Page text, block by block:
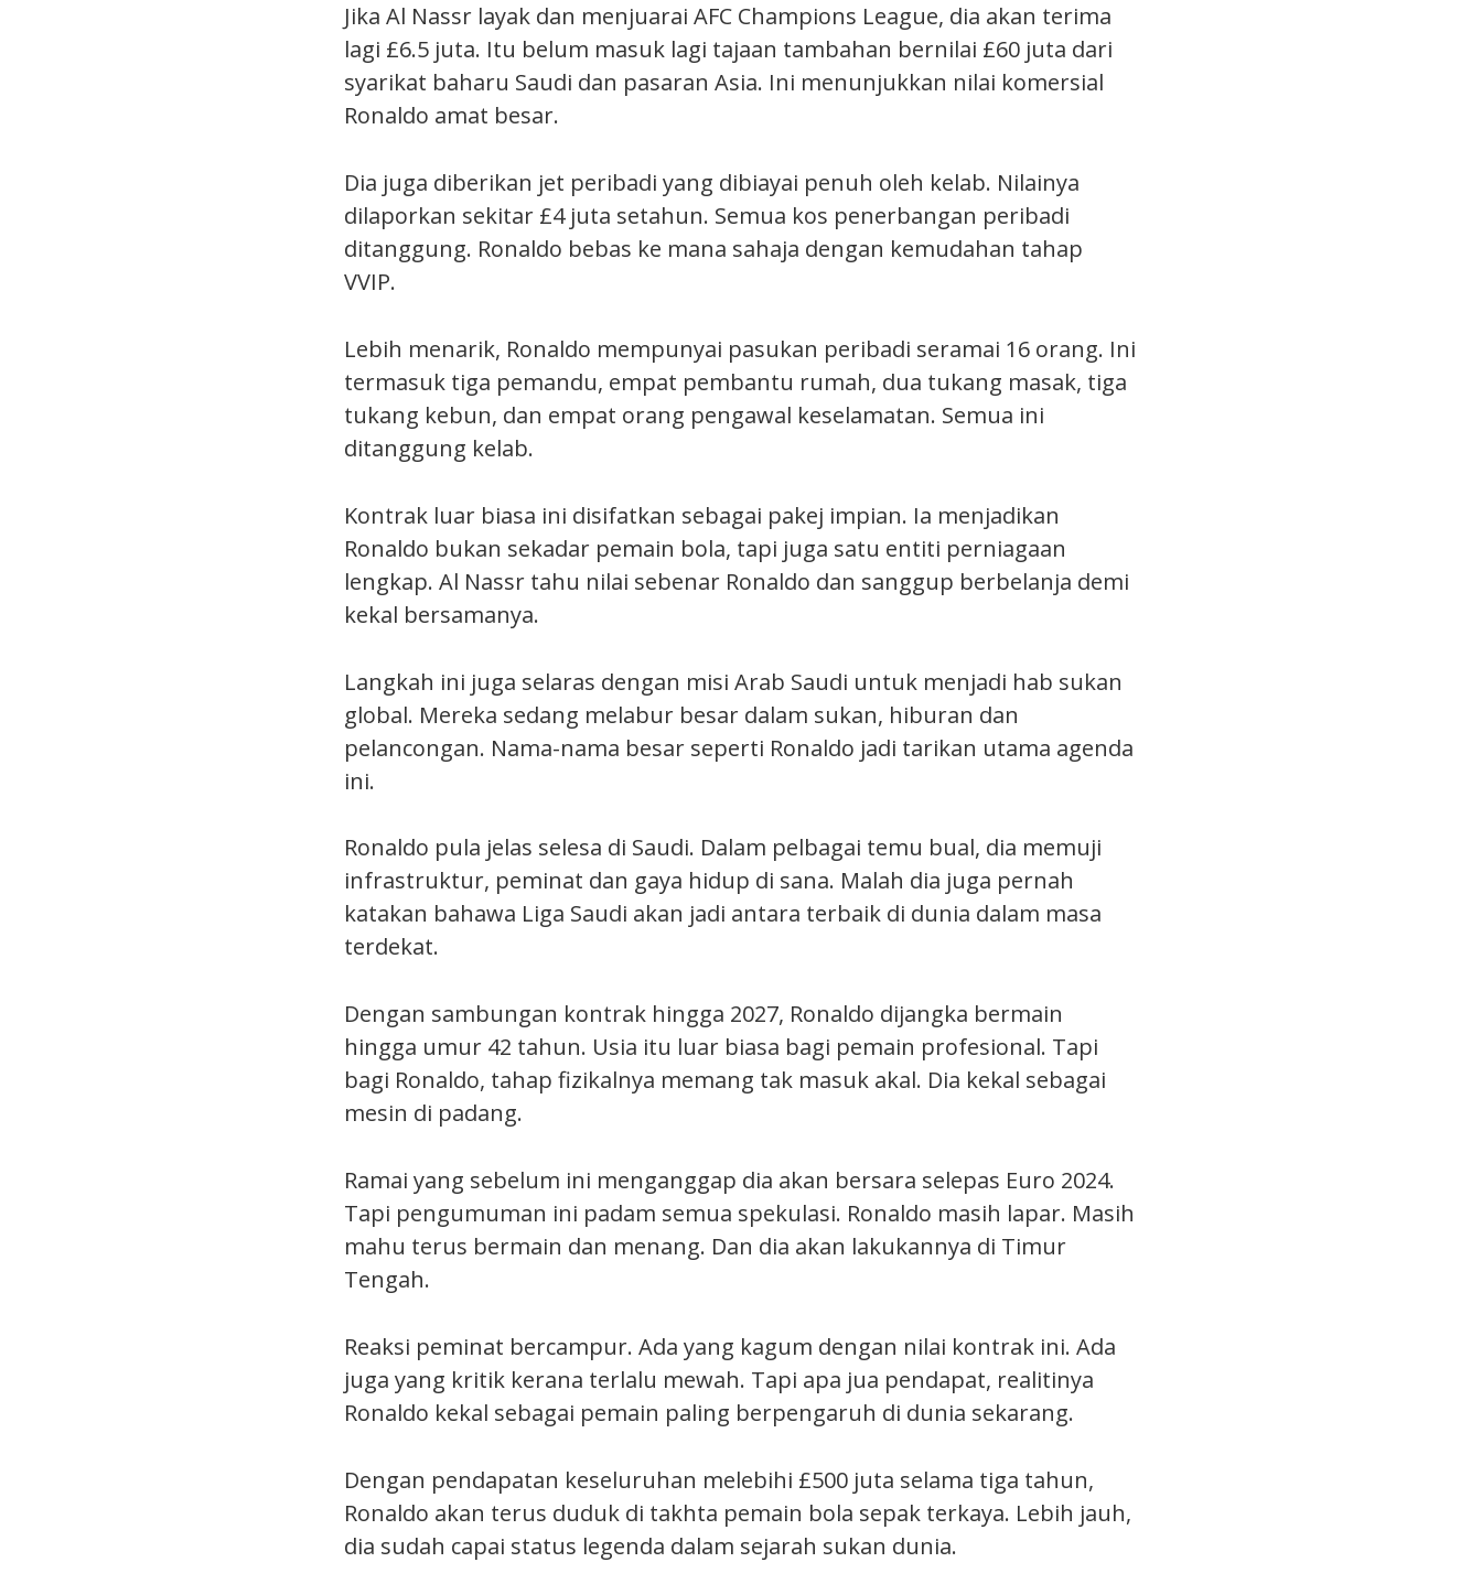
Jika Al Nassr layak dan menjuarai AFC Champions League, dia akan terima
lagi £6.5 juta. Itu belum masuk lagi tajaan tambahan bernilai £60 juta dari
syarikat baharu Saudi dan pasaran Asia. Ini menunjukkan nilai komersial
Ronaldo amat besar.
Dia juga diberikan jet peribadi yang dibiayai penuh oleh kelab. Nilainya
dilaporkan sekitar £4 juta setahun. Semua kos penerbangan peribadi
ditanggung. Ronaldo bebas ke mana sahaja dengan kemudahan tahap
VVIP.
Lebih menarik, Ronaldo mempunyai pasukan peribadi seramai 16 orang. Ini
termasuk tiga pemandu, empat pembantu rumah, dua tukang masak, tiga
tukang kebun, dan empat orang pengawal keselamatan. Semua ini
ditanggung kelab.
Kontrak luar biasa ini disifatkan sebagai pakej impian. Ia menjadikan
Ronaldo bukan sekadar pemain bola, tapi juga satu entiti perniagaan
lengkap. Al Nassr tahu nilai sebenar Ronaldo dan sanggup berbelanja demi
kekal bersamanya.
Langkah ini juga selaras dengan misi Arab Saudi untuk menjadi hab sukan
global. Mereka sedang melabur besar dalam sukan, hiburan dan
pelancongan. Nama-nama besar seperti Ronaldo jadi tarikan utama agenda
ini.
Ronaldo pula jelas selesa di Saudi. Dalam pelbagai temu bual, dia memuji
infrastruktur, peminat dan gaya hidup di sana. Malah dia juga pernah
katakan bahawa Liga Saudi akan jadi antara terbaik di dunia dalam masa
terdekat.
Dengan sambungan kontrak hingga 2027, Ronaldo dijangka bermain
hingga umur 42 tahun. Usia itu luar biasa bagi pemain profesional. Tapi
bagi Ronaldo, tahap fizikalnya memang tak masuk akal. Dia kekal sebagai
mesin di padang.
Ramai yang sebelum ini menganggap dia akan bersara selepas Euro 2024.
Tapi pengumuman ini padam semua spekulasi. Ronaldo masih lapar. Masih
mahu terus bermain dan menang. Dan dia akan lakukannya di Timur
Tengah.
Reaksi peminat bercampur. Ada yang kagum dengan nilai kontrak ini. Ada
juga yang kritik kerana terlalu mewah. Tapi apa jua pendapat, realitinya
Ronaldo kekal sebagai pemain paling berpengaruh di dunia sekarang.
Dengan pendapatan keseluruhan melebihi £500 juta selama tiga tahun,
Ronaldo akan terus duduk di takhta pemain bola sepak terkaya. Lebih jauh,
dia sudah capai status legenda dalam sejarah sukan dunia.